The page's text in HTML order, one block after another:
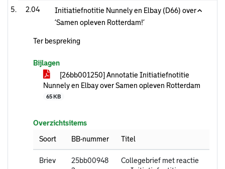
2.04
Initiatiefnotitie Nunnely en Elbay (D66) over
‘Samen opleven Rotterdam!’
Ter bespreking
Bijlagen
[26bb001250] Annotatie Initiatiefnotitie
Nunnely en Elbay over Samen opleven Rotterdam
65 KB
Overzichtsitems
Soort
BB-nummer Titel
Briev
25bb00948
Collegebrief met reactie